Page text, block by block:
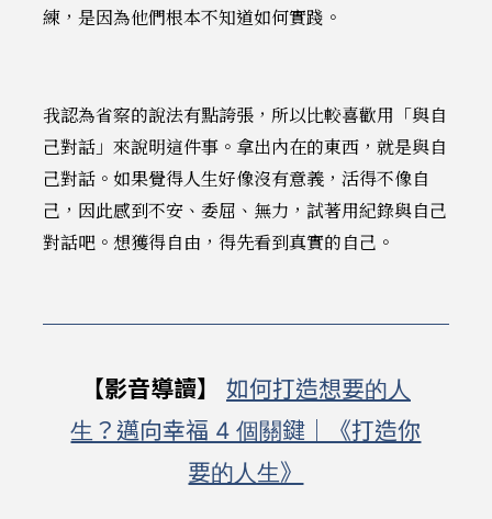
練，是因為他們根本不知道如何實踐。
我認為省察的說法有點誇張，所以比較喜歡用「與自
己對話」來說明這件事。拿出內在的東西，就是與自
己對話。如果覺得人生好像沒有意義，活得不像自
己，因此感到不安、委屈、無力，試著用紀錄與自己
對話吧。想獲得自由，得先看到真實的自己。
【影音導讀】
如何打造想要的人
生？邁向幸福 4 個關鍵｜《打造你
要的人生》